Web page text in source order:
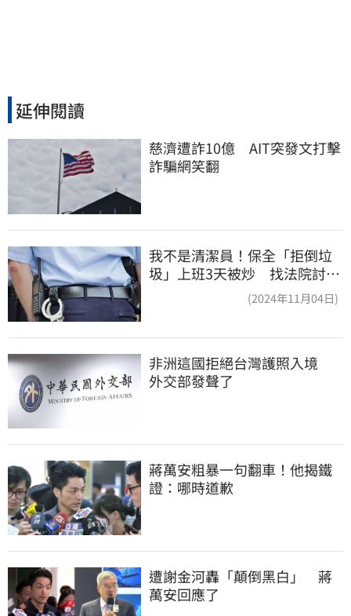
延伸閱讀
慈濟遭詐10億　AIT突發文打擊
詐騙網笑翻
我不是清潔員！保全「拒倒垃
圾」上班3天被炒 找法院討公
(2024年11月04日)
非洲這國拒絕台灣護照入境
外交部發聲了
蔣萬安粗暴一句翻車！他揭鐵
證：哪時道歉
遭謝金河轟「顛倒黑白」　蔣
萬安回應了